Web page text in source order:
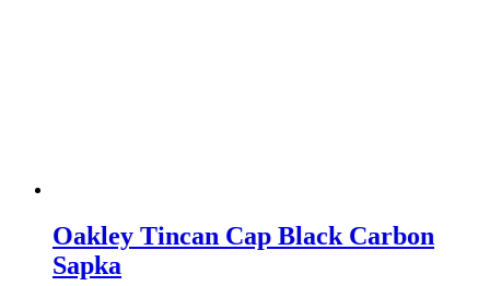
Oakley Tincan Cap Black Carbon
Sapka